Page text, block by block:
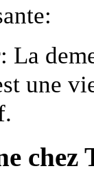
La
une
chez